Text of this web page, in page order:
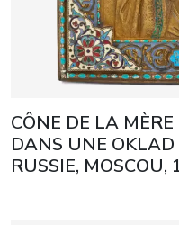
CÔNE DE LA
DANS UNE
RUSSIE, MOSCOU,